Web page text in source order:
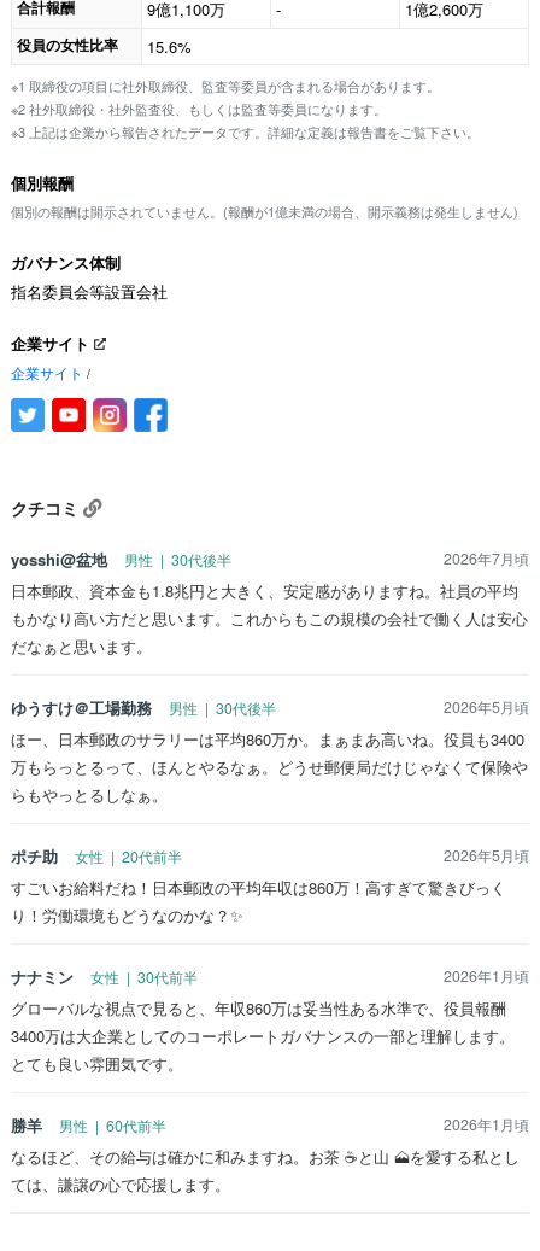
合計報酬 9億1,100万 - 1億2,600万
役員の女性比率 15.6%
※1 取締役の項目に社外取締役、監査等委員が含まれる場合があります。
※2 社外取締役・社外監査役、もしくは監査等委員になります。
※3 上記は企業から報告されたデータです。詳細な定義は報告書をご覧下さい。
個別報酬
個別の報酬は開示されていません。(報酬が1億未満の場合、開示義務は発生しません)
ガバナンス体制
指名委員会等設置会社
企業サイト
企業サイト /
クチコミ
yosshi@盆地 男性 | 30代後半 2026年7月頃
日本郵政、資本金も1.8兆円と大きく、安定感がありますね。社員の平均
もかなり高い方だと思います。これからもこの規模の会社で働く人は安心
だなぁと思います。
ゆうすけ＠工場勤務 男性 | 30代後半 2026年5月頃
ほー、日本郵政のサラリーは平均860万か。まぁまあ高いね。役員も3400
万もらっとるって、ほんとやるなぁ。どうせ郵便局だけじゃなくて保険や
らもやっとるしなぁ。
ポチ助 女性 | 20代前半 2026年5月頃
すごいお給料だね！日本郵政の平均年収は860万！高すぎて驚きびっく
り！労働環境もどうなのかな？✨
ナナミン 女性 | 30代前半 2026年1月頃
グローバルな視点で見ると、年収860万は妥当性ある水準で、役員報酬
3400万は大企業としてのコーポレートガバナンスの一部と理解します。
とても良い雰囲気です。
勝羊 男性 | 60代前半 2026年1月頃
なるほど、その給与は確かに和みますね。お茶 ☕と山 🗻を愛する私とし
ては、謙譲の心で応援します。